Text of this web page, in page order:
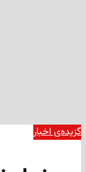
گزیده‌ی‌ اخبار